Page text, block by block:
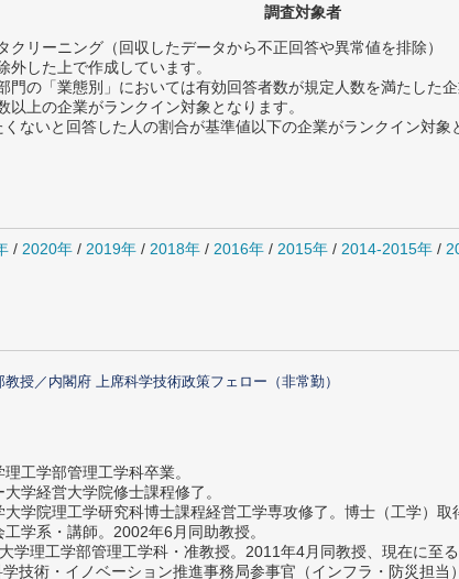
調査対象者
リーニング（回収したデータから不正回答や異常値を排除）
した上で作成しています。
の「業態別」においては有効回答者数が規定人数を満たした
上の企業がランクイン対象となります。
ないと回答した人の割合が基準値以下の企業がランクイン対象
/ 2020年 / 2019年 / 2018年 / 2016年 / 2015年 / 2014-2015年 /
授／内閣府 上席科学技術政策フェロー（非常勤）
工学部管理工学科卒業。
学経営大学院修士課程修了。
学院理工学研究科博士課程経営工学専攻修了。博士（工学）取
学系・講師。2002年6月同助教授。
学理工学部管理工学科・准教授。2011年4月同教授、現在に至る
技術・イノベーション推進事務局参事官（インフラ・防災担当